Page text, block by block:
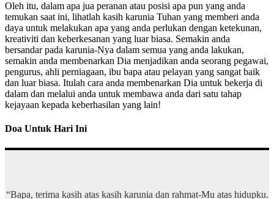
Oleh itu, dalam apa jua peranan atau posisi apa pun yang anda
temukan saat ini, lihatlah kasih karunia Tuhan yang memberi anda
daya untuk melakukan apa yang anda perlukan dengan ketekunan,
kreativiti dan keberkesanan yang luar biasa. Semakin anda
bersandar pada karunia-Nya dalam semua yang anda lakukan,
semakin anda membenarkan Dia menjadikan anda seorang pegawai,
pengurus, ahli perniagaan, ibu bapa atau pelayan yang sangat baik
dan luar biasa. Itulah cara anda membenarkan Dia untuk bekerja di
dalam dan melalui anda untuk membawa anda dari satu tahap
kejayaan kepada keberhasilan yang lain!
Doa Untuk Hari Ini
“Bapa, terima kasih atas kasih karunia dan rahmat-Mu atas hidupku.